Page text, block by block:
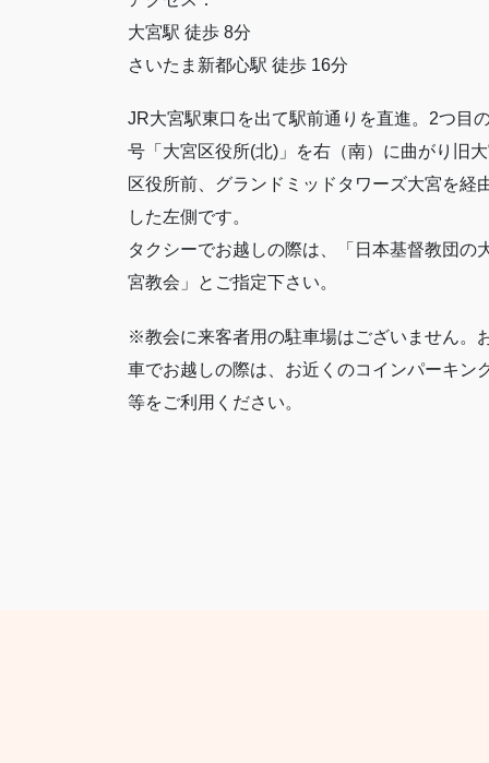
大宮駅 徒歩 8分
さいたま新都心駅 徒歩 16分
JR大宮駅東口を出て駅前通りを直進。2つ目
号「大宮区役所(北)」を右（南）に曲がり旧
区役所前、グランドミッドタワーズ大宮を経
した左側です。
タクシーでお越しの際は、「日本基督教団の
宮教会」とご指定下さい。
※教会に来客者用の駐車場はございません。
車でお越しの際は、お近くのコインパーキン
等をご利用ください。